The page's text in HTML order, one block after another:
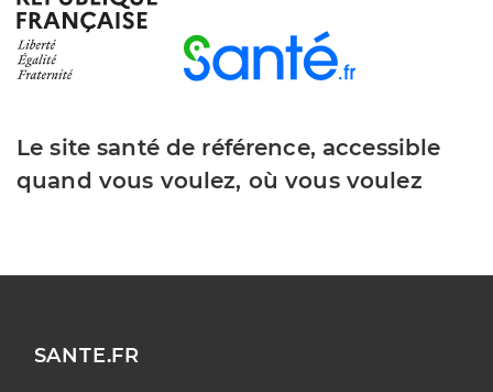
Le site santé de référence, accessible
quand vous voulez, où vous voulez
SANTE.FR